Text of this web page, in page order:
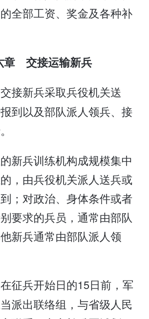
全部工资、奖金及各种补
章 交接运输新兵
接新兵采取兵役机关送
到以及部队派人领兵、接
新兵训练机构成规模集中
，由兵役机关派人送兵或
；对政治、身体条件或者
要求的兵员，通常由部队
新兵通常由部队派人领
征兵开始日的15日前，军
派出联络组，与省级人民